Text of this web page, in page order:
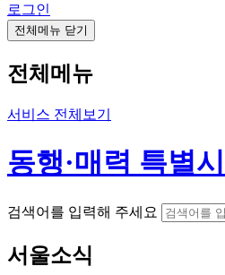
로그인
전체메뉴 닫기
전체메뉴
서비스 전체보기
동행·매력 특별
검색어를 입력해 주세요
서울소식